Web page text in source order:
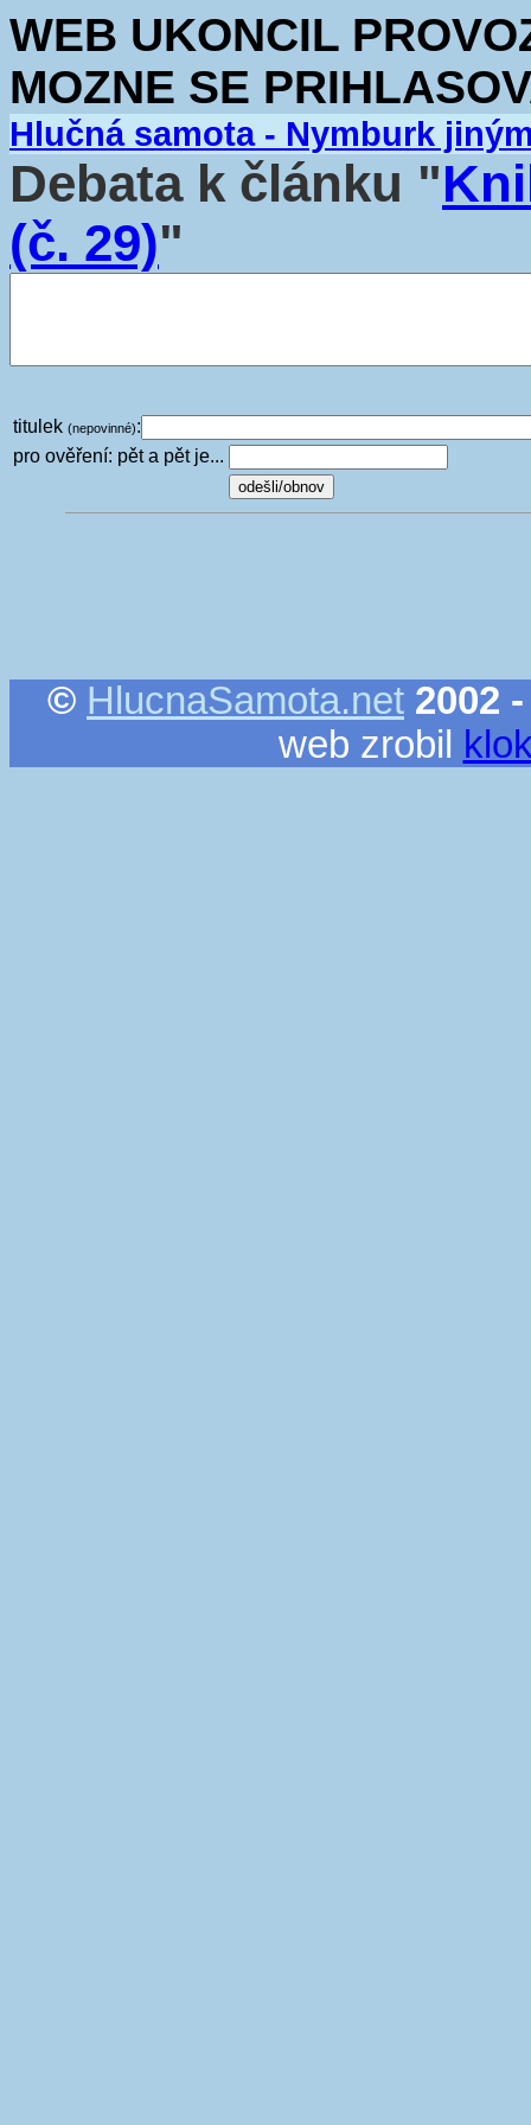
WEB UKONCIL
MOZNE SE
Hlučná samota - Nymburk
Debata k článku "
(č. 29)"
titulek (nepovinné):
pro ověření: pět a pět je...
© HlucnaSamota.net 2002
web zrobil